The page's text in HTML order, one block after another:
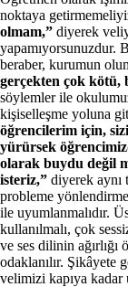
noktaya
olmam,” diyerek
yapamıyorsunuzdur.
beraber, kurumun
gerçekten çok kötü,
söylemler ile
kişiselleşme yoluna
öğrencilerim için,
yürürsek
olarak buydu değil
isteriz,” diyerek aynı
probleme
ile uyumlanmalıdır.
kullanılmalı, çok
ve ses dilinin
odaklanılır. Şikâyete
velimizi kapıya kadar